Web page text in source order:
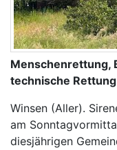
Menschenrettung,
technische Rettung
Winsen (Aller).
am
diesjährigen